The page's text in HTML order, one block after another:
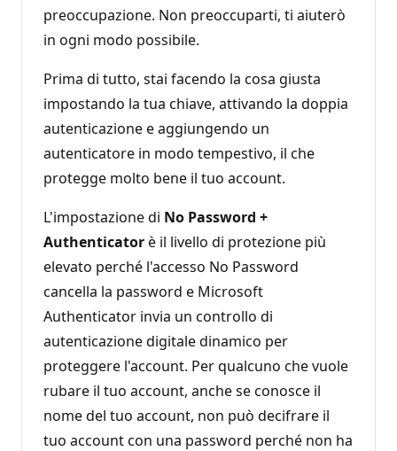
preoccupazione. Non preoccuparti, ti aiuterò
in ogni modo possibile.
Prima di tutto, stai facendo la cosa giusta
impostando la tua chiave, attivando la doppia
autenticazione e aggiungendo un
autenticatore in modo tempestivo, il che
protegge molto bene il tuo account.
L'impostazione di No Password +
Authenticatorè il livello di protezione più
elevato perché l'accesso No Password
cancella la password e Microsoft
Authenticator invia un controllo di
autenticazione digitale dinamico per
proteggere l'account. Per qualcuno che vuole
rubare il tuo account, anche se conosce il
nome del tuo account, non può decifrare il
tuo account con una password perché non ha